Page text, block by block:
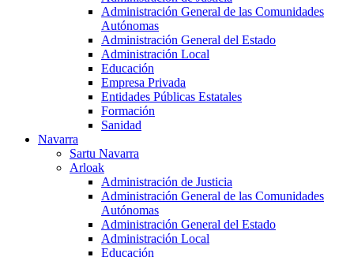
Administración General de las Comunidades
Autónomas
Administración General del Estado
Administración Local
Educación
Empresa Privada
Entidades Públicas Estatales
Formación
Sanidad
Navarra
Sartu Navarra
Arloak
Administración de Justicia
Administración General de las Comunidades
Autónomas
Administración General del Estado
Administración Local
Educación